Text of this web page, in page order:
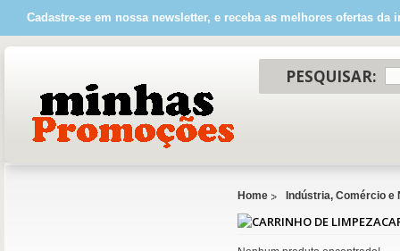
Cadastre-se em nossa newsletter, e receba as melhores ofertas da
PESQUISAR:
Home Indústria, Comércio e